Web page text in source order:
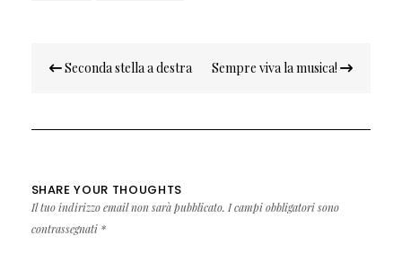
Navigazione
Seconda stella a destra Sempre viva la musica!
SHARE YOUR THOUGHTS
Il tuo indirizzo email non sarà pubblicato. I campi obbligatori sono
contrassegnati *